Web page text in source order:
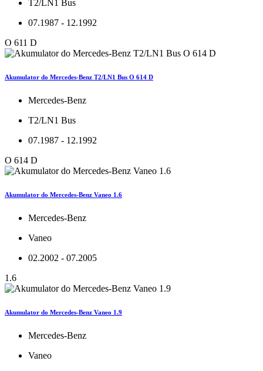
T2/LN1 Bus
07.1987 - 12.1992
O 611 D
Akumulator do Mercedes-Benz T2/LN1 Bus O 614 D
Mercedes-Benz
T2/LN1 Bus
07.1987 - 12.1992
O 614 D
Akumulator do Mercedes-Benz Vaneo 1.6
Mercedes-Benz
Vaneo
02.2002 - 07.2005
1.6
Akumulator do Mercedes-Benz Vaneo 1.9
Mercedes-Benz
Vaneo